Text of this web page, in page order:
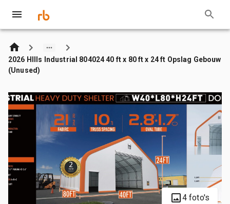
2026 HIlls Industrial 804024 40 ft x 80 ft x 24 ft Opslag Gebouw
(Unused)
4 foto's